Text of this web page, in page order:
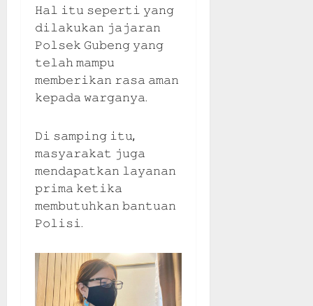
𝙷𝚊𝚕 𝚒𝚝𝚞 𝚜𝚎𝚙𝚎𝚛𝚝𝚒 𝚢𝚊𝚗𝚐
𝚍𝚒𝚕𝚊𝚔𝚞𝚔𝚊𝚗 𝚓𝚊𝚓𝚊𝚛𝚊𝚗
𝙿𝚘𝚕𝚜𝚎𝚔 𝙶𝚞𝚋𝚎𝚗𝚐 𝚢𝚊𝚗𝚐
𝚝𝚎𝚕𝚊𝚑 𝚖𝚊𝚖𝚙𝚞
𝚖𝚎𝚖𝚋𝚎𝚛𝚒𝚔𝚊𝚗 𝚛𝚊𝚜𝚊 𝚊𝚖𝚊𝚗
𝚔𝚎𝚙𝚊𝚍𝚊 𝚠𝚊𝚛𝚐𝚊𝚗𝚢𝚊.
𝙳𝚒 𝚜𝚊𝚖𝚙𝚒𝚗𝚐 𝚒𝚝𝚞,
𝚖𝚊𝚜𝚢𝚊𝚛𝚊𝚔𝚊𝚝 𝚓𝚞𝚐𝚊
𝚖𝚎𝚗𝚍𝚊𝚙𝚊𝚝𝚔𝚊𝚗 𝚕𝚊𝚢𝚊𝚗𝚊𝚗
𝚙𝚛𝚒𝚖𝚊 𝚔𝚎𝚝𝚒𝚔𝚊
𝚖𝚎𝚖𝚋𝚞𝚝𝚞𝚑𝚔𝚊𝚗 𝚋𝚊𝚗𝚝𝚞𝚊𝚗
𝙿𝚘𝚕𝚒𝚜𝚒.